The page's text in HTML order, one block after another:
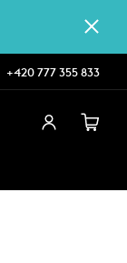
+420 777 355 833